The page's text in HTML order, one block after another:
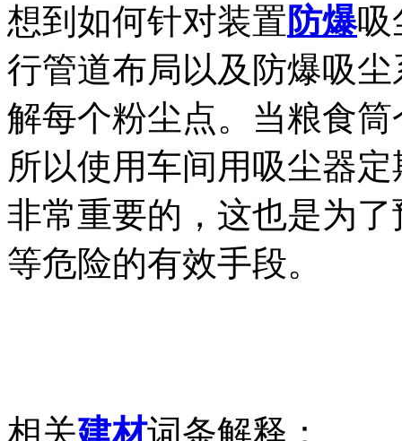
想到如何针对装置 防爆吸
行管道布局以及防爆吸
解每个粉尘点。当粮食
所以使用车间用吸尘器
非常重要的，这也是为
等危险的有效手段。
相关建材词条解释：